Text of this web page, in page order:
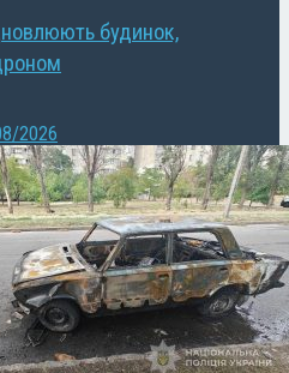
будинок,
2026